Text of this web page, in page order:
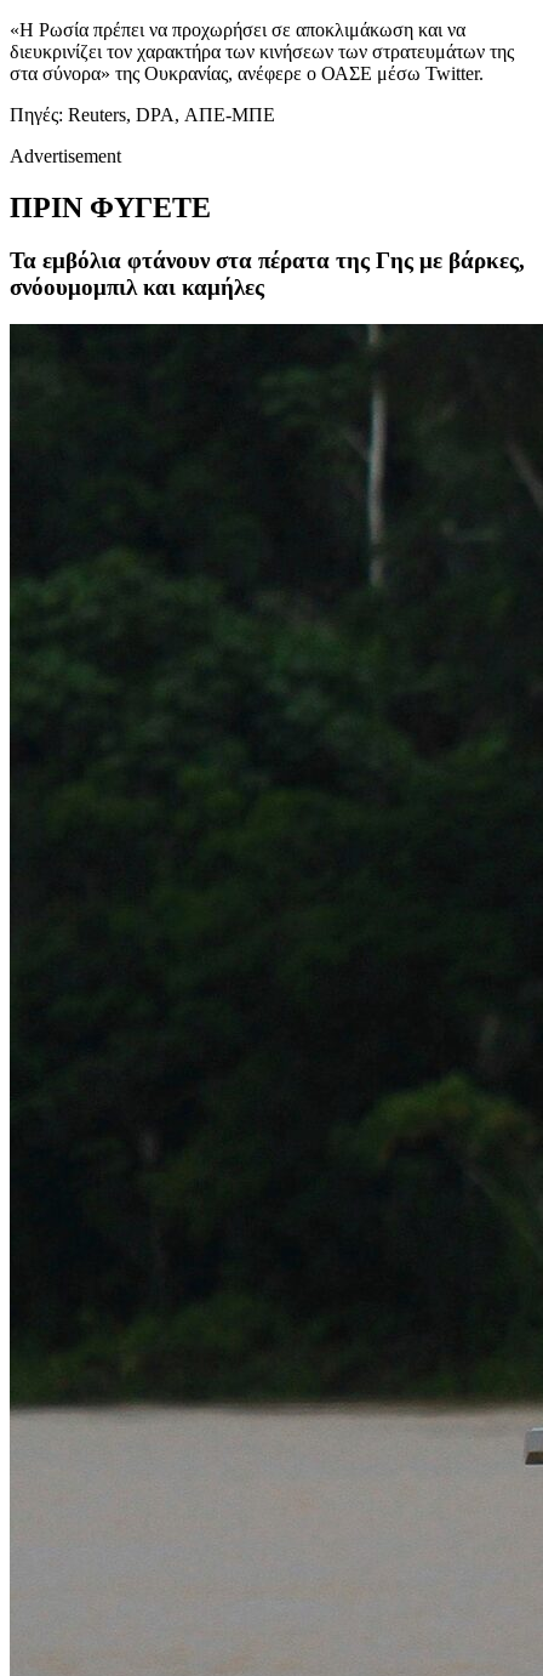
«Η Ρωσία πρέπει να προχωρήσει σε αποκλιμάκωση και να
διευκρινίζει τον χαρακτήρα των κινήσεων των στρατευμάτων της
στα σύνορα» της Ουκρανίας, ανέφερε ο ΟΑΣΕ μέσω Twitter.
Πηγές: Reuters, DPA, ΑΠΕ-ΜΠΕ
Advertisement
ΠΡΙΝ ΦΥΓΕΤΕ
Τα εμβόλια φτάνουν στα πέρατα της Γης με βάρκες,
σνόουμομπιλ και καμήλες